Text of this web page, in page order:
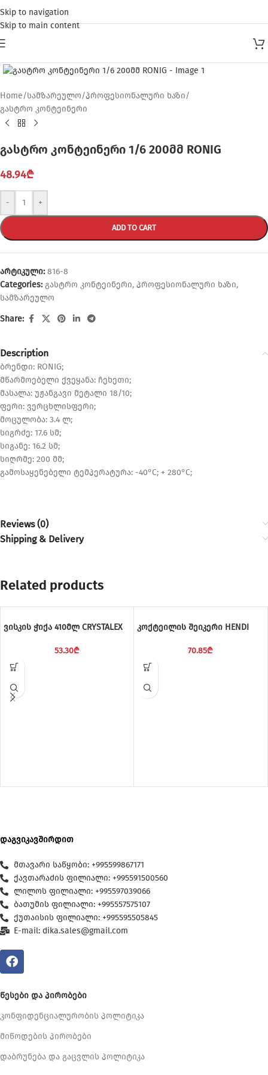
Skip to navigation
Skip to main content
Home/სამზარეულო/პროფესიონალური ხაზი/
გასტრო კონტეინერი
გასტრო კონტეინერი 1/6 200მმ RONIG
48.94₾
- +
ADD TO CART
არტიკული:816-8
Categories: გასტრო კონტეინერი, პროფესიონალური ხაზი,
სამზარეულო
Share:
Description
ბრენდი: RONIG;
მწარმოებელი ქვეყანა: ჩეხეთი;
მასალა: უჟანგავი მეტალი 18/10;
ფერი: ვერცხლისფერი;
მოცულობა: 3.4 ლ;
სიგრძე: 17.6 სმ;
სიგანე: 16.2 სმ;
სიღრმე: 200 მმ;
გამოსაყენებელი ტემპერატურა: -40°C; + 280°C;
Reviews (0)
Shipping & Delivery
Related products
ვისკის ჭიქა 410მლ CRYSTALEX
53.30₾
კოქტეილის შეიკერი HENDI
70.85₾
დაგვიკავშირდით
მთავარი საწყობი: +995599867171
ქავთარაძის ფილიალი: +995591500560
ლილოს ფილიალი: +995597039066
ბათუმის ფილიალი: +995557575107
ქუთაისის ფილიალი: +995595505845
E-mail: dika.sales@gmail.com
ᲬᲔᲡᲔᲑᲘ ᲓᲐ ᲞᲘᲠᲝᲑᲔᲑᲘ
კონფიდენციალურობის პოლიტიკა
მიწოდების პირობები
დაბრუნება და გაცვლის პოლიტიკა